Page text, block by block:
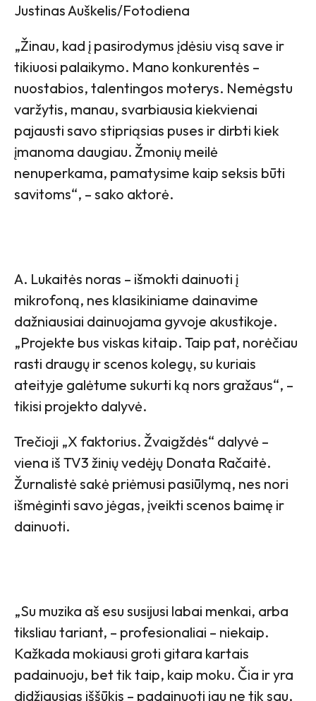
Justinas Auškelis/Fotodiena
„Žinau, kad į pasirodymus įdėsiu visą save ir
tikiuosi palaikymo. Mano konkurentės –
nuostabios, talentingos moterys. Nemėgstu
varžytis, manau, svarbiausia kiekvienai
pajausti savo stipriąsias puses ir dirbti kiek
įmanoma daugiau. Žmonių meilė
nenuperkama, pamatysime kaip seksis būti
savitoms“, – sako aktorė.
A. Lukaitės noras – išmokti dainuoti į
mikrofoną, nes klasikiniame dainavime
dažniausiai dainuojama gyvoje akustikoje.
„Projekte bus viskas kitaip. Taip pat, norėčiau
rasti draugų ir scenos kolegų, su kuriais
ateityje galėtume sukurti ką nors gražaus“, –
tikisi projekto dalyvė.
Trečioji „X faktorius. Žvaigždės“ dalyvė –
viena iš TV3 žinių vedėjų Donata Račaitė.
Žurnalistė sakė priėmusi pasiūlymą, nes nori
išmėginti savo jėgas, įveikti scenos baimę ir
dainuoti.
„Su muzika aš esu susijusi labai menkai, arba
tiksliau tariant, – profesionaliai – niekaip.
Kažkada mokiausi groti gitara kartais
padainuoju, bet tik taip, kaip moku. Čia ir yra
didžiausias iššūkis – padainuoti jau ne tik sau,